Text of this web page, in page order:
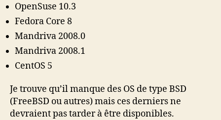
OpenSuse 10.3
Fedora Core 8
Mandriva 2008.0
Mandriva 2008.1
CentOS 5
Je trouve qu’il manque des OS de type BSD
(FreeBSD ou autres) mais ces derniers ne
devraient pas tarder à être disponibles.